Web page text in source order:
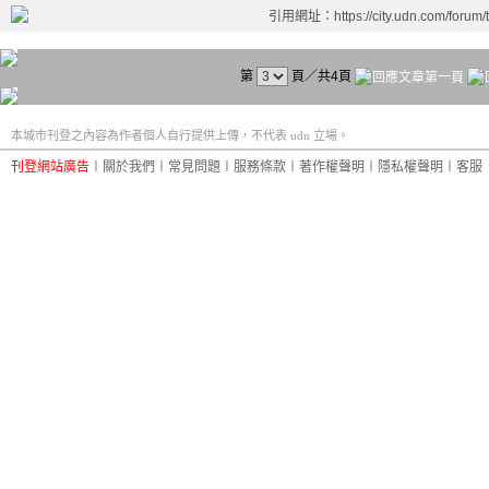
引用網址：https://city.udn.com/
第 頁／共4頁
本城市刊登之內容為作者個人自行提供上傳，不代表 udn 立場。
刊登網站廣告 關於我們 常見問題 服務條款 著作權聲明 隱私權聲明 客服